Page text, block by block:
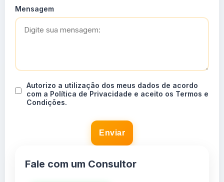
Mensagem
Autorizo a utilização dos meus dados de acordo
com a Política de Privacidade e aceito os Termos e
Condições.
Enviar
Fale com um Consultor